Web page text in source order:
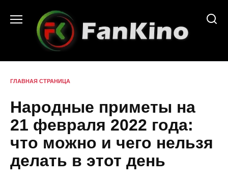
содержанию
ГЛАВНАЯ СТРАНИЦА
Народные приметы на
21 февраля 2022 года:
что можно и чего нельзя
делать в этот день